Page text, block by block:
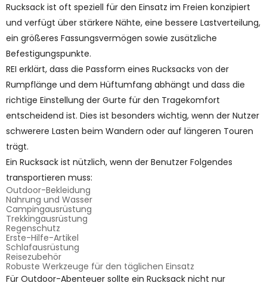
Rucksack ist oft speziell für den Einsatz im Freien konzipiert
und verfügt über stärkere Nähte, eine bessere Lastverteilung,
ein größeres Fassungsvermögen sowie zusätzliche
Befestigungspunkte.
REI erklärt, dass die Passform eines Rucksacks von der
Rumpflänge und dem Hüftumfang abhängt und dass die
richtige Einstellung der Gurte für den Tragekomfort
entscheidend ist. Dies ist besonders wichtig, wenn der Nutzer
schwerere Lasten beim Wandern oder auf längeren Touren
trägt.
Ein Rucksack ist nützlich, wenn der Benutzer Folgendes
transportieren muss:
Outdoor-Bekleidung
Nahrung und Wasser
Campingausrüstung
Trekkingausrüstung
Regenschutz
Erste-Hilfe-Artikel
Schlafausrüstung
Reisezubehör
Robuste Werkzeuge für den täglichen Einsatz
Für Outdoor-Abenteuer sollte ein Rucksack nicht nur